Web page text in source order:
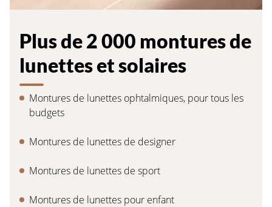
Plus de 2 000 montures de
lunettes et solaires
Montures de lunettes ophtalmiques, pour tous les
budgets
Montures de lunettes de designer
Montures de lunettes de sport
Montures de lunettes pour enfant